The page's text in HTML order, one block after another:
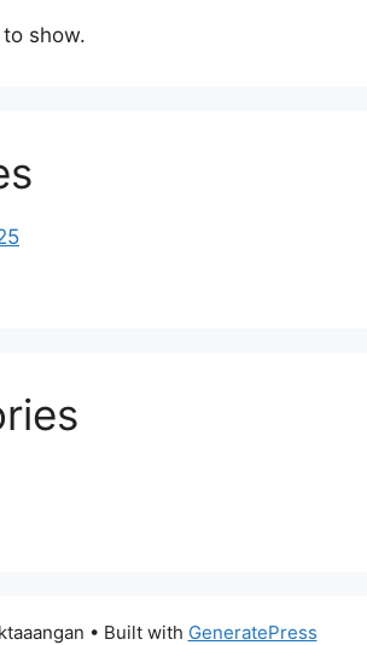
show.
• Built with GeneratePress